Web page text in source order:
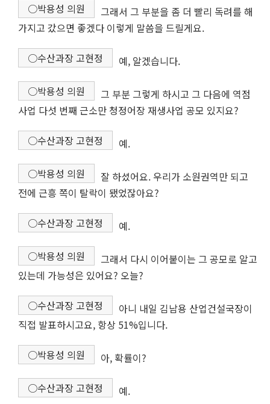
○박용성 의원
그래서 그 부분을 좀 더 빨리 독려를 해
가지고 갔으면 좋겠다 이렇게 말씀을 드릴게요.
○수산과장 고현정 예, 알겠습니다.
○박용성 의원
그 부분 그렇게 하시고 그 다음에 역점
사업 다섯 번째 근소만 청정어장 재생사업 공모 있지요?
○수산과장 고현정 예.
○박용성 의원
잘 하셨어요. 우리가 소원권역만 되고
전에 근흥 쪽이 탈락이 됐었잖아요?
○수산과장 고현정 예.
○박용성 의원
그래서 다시 이어붙이는 그 공모로 알고
있는데 가능성은 있어요? 오늘?
○수산과장 고현정
아니 내일 김남용 산업건설국장이
직접 발표하시고요, 항상 51%입니다.
○박용성 의원 아, 확률이?
○수산과장 고현정 예.